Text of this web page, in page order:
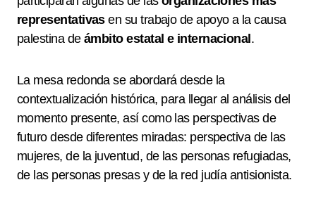
representativasen su trabajo de apoyo a la causa
palestina de ámbito estatal e internacional.
La mesa redonda se abordará desde la
contextualización histórica, para llegar al análisis del
momento presente, así como las perspectivas de
futuro desde diferentes miradas: perspectiva de las
mujeres, de la juventud, de las personas refugiadas,
de las personas presas y de la red judía antisionista.